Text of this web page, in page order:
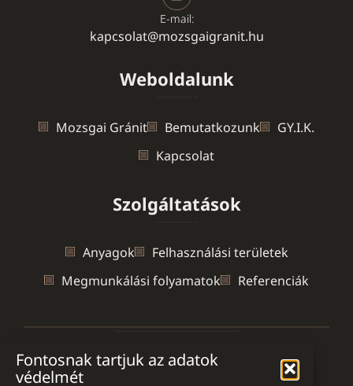
Fontosnak tartjuk az adatok
védelmét
E-mail:
kapcsolat@mozsgaigranit.hu
Weboldalunk
Mozsgai Gránit Bemutatkozunk
GY.I.K.
Kapcsolat
Szolgáltatások
Anyagok
Felhasználási területek
Megmunkálási folyamatok
Referenciák
Ön jelenleg itt van:
Mozsgai Gránit
Márvány – mészkő – gránit ablakpárkány Kecskemét